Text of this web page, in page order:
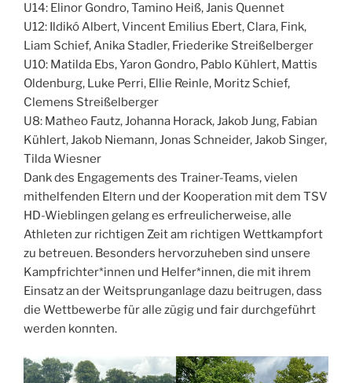
U14: Elinor Gondro, Tamino Heiß, Janis Quennet
U12: Ildikó Albert, Vincent Emilius Ebert, Clara, Fink,
Liam Schief, Anika Stadler, Friederike Streißelberger
U10: Matilda Ebs, Yaron Gondro, Pablo Kühlert, Mattis
Oldenburg, Luke Perri, Ellie Reinle, Moritz Schief,
Clemens Streißelberger
U8: Matheo Fautz, Johanna Horack, Jakob Jung, Fabian
Kühlert, Jakob Niemann, Jonas Schneider, Jakob Singer,
Tilda Wiesner
Dank des Engagements des Trainer-Teams, vielen
mithelfenden Eltern und der Kooperation mit dem TSV
HD-Wieblingen gelang es erfreulicherweise, alle
Athleten zur richtigen Zeit am richtigen Wettkampfort
zu betreuen. Besonders hervorzuheben sind unsere
Kampfrichter*innen und Helfer*innen, die mit ihrem
Einsatz an der Weitsprunganlage dazu beitrugen, dass
die Wettbewerbe für alle zügig und fair durchgeführt
werden konnten.